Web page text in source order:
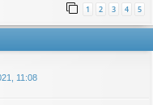
1 2 3 4 5
11:08